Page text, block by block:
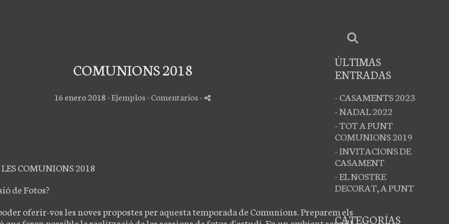
COMUNIONS 2018
16 enero 2018 -Ejemplos- Comentarios-
COMUNIONS 2018
de Fotos?
oferir-vos les noves propostes per aquesta temporada de Comunions. Preparem els
ÚLTIMAS
ENTRADAS
- CASAMENTS 2023
- NADAL 2022
- TOT A PUNT
COMUNIONS 2019
- INVITACIONS DE
CASAMENT
- EL NOSTRE
DECORAT, A PUNT
CATEGORÍAS